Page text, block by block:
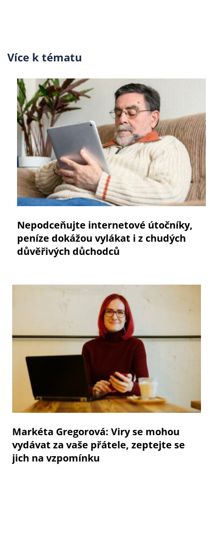
Více k tématu
Nepodceňujte internetové útočníky,
peníze dokážou vylákat i z chudých
důvěřivých důchodců
Markéta Gregorová: Viry se mohou
vydávat za vaše přátele, zeptejte se
jich na vzpomínku